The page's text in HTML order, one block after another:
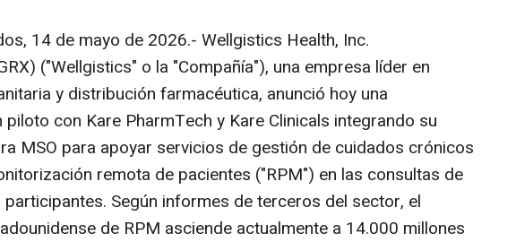
14 de mayo de 2026.- Wellgistics Health, Inc.
("Wellgistics" o la "Compañía"), una empresa líder en
y distribución farmacéutica, anunció hoy una
con Kare PharmTech y Kare Clinicals integrando su
MSO para apoyar servicios de gestión de cuidados crónicos
remota de pacientes ("RPM") en las consultas de
Según informes de terceros del sector, el
de RPM asciende actualmente a 14.000 millones